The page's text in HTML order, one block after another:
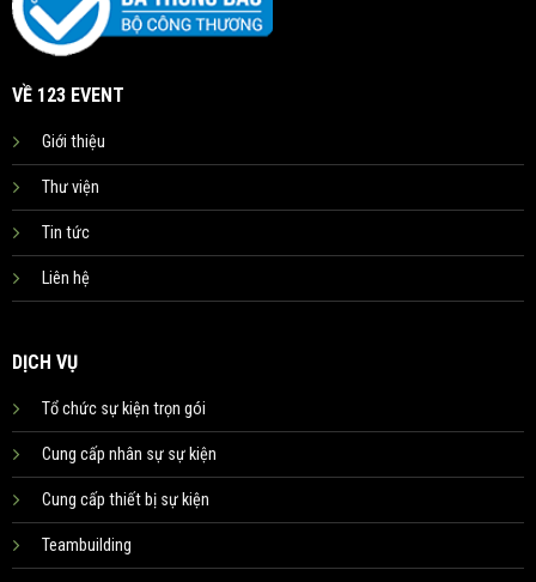
VỀ 123 EVENT
Giới thiệu
Thư viện
Tin tức
Liên hệ
DỊCH VỤ
Tổ chức sự kiện trọn gói
Cung cấp nhân sự sự kiện
Cung cấp thiết bị sự kiện
Teambuilding